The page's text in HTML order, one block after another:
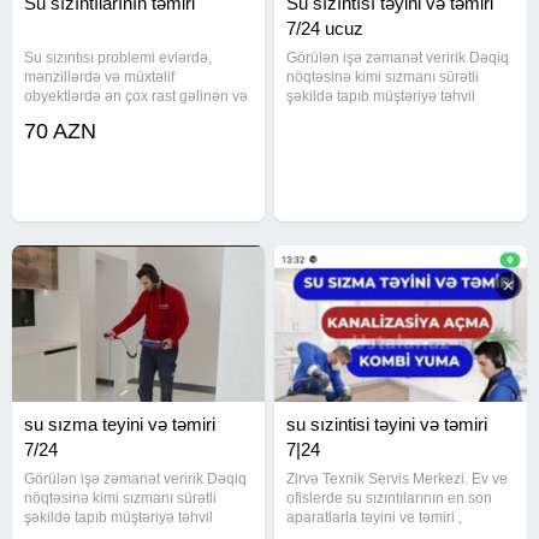
Su sızıntısı problemi evlərdə,
mənzillərdə və müxtəlif
obyektlərdə ən çox rast gəlinən və
ciddi zərərə səbəb olan hallar
70 AZN
7/24 ucuz
Görülən işə zəmanət veririk Dəqiq
nöqtəsinə kimi sızmanı sürətli
şəkildə tapıb müştəriyə təhvil
su sızma teyini və təmiri
7/24
Görülən işə zəmanət veririk Dəqiq
nöqtəsinə kimi sızmanı sürətli
şəkildə tapıb müştəriyə təhvil
su sızintisi təyini və təmiri
7|24
Zirvə Texnik Servis Merkezi. Ev ve
ofislerde su sızıntılarının en son
aparatlarla təyini ve təmiri ,